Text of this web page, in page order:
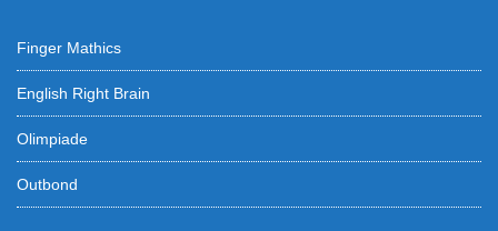
Finger Mathics
English Right Brain
Olimpiade
Outbond